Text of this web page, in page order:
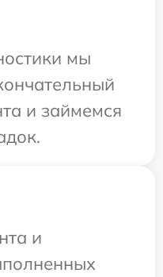
мы
и займемся
и